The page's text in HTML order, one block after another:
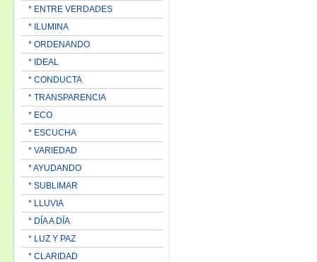
* ENTRE VERDADES
* ILUMINA
* ORDENANDO
* IDEAL
* CONDUCTA
* TRANSPARENCIA
* ECO
* ESCUCHA
* VARIEDAD
* AYUDANDO
* SUBLIMAR
* LLUVIA
* DÍA A DÍA
* LUZ Y PAZ
* CLARIDAD